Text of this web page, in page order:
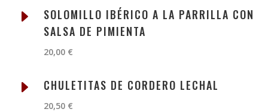
E
SOLOMILLO IBÉRICO A LA PARRILLA CON
SALSA DE PIMIENTA
20,00 €
E CHULETITAS DE CORDERO LECHAL
20,50 €